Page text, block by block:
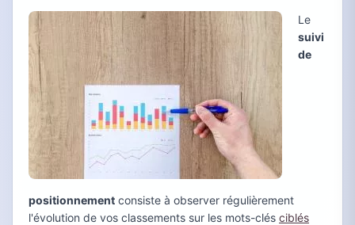
Le
suivi
de
positionnement consiste à observer régulièrement
l'évolution de vos classements sur les mots-clés ciblés